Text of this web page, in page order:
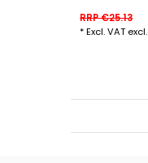
RRP €25.13
*Excl. VAT excl.